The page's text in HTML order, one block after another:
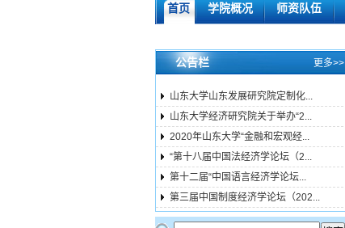
首页 学院概况 师资队伍
公告栏 更多>>
山东大学山东发展研究院定制化...
山东大学经济研究院关于举办“2...
2020年山东大学“金融和宏观经...
“第十八届中国法经济学论坛（2...
第十二届“中国语言经济学论坛...
第三届中国制度经济学论坛（202...